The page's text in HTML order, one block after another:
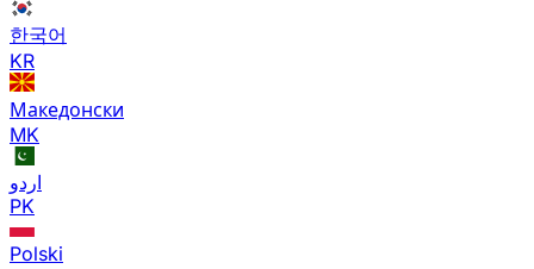
한국어
KR
Македонски
MK
اردو
PK
Polski